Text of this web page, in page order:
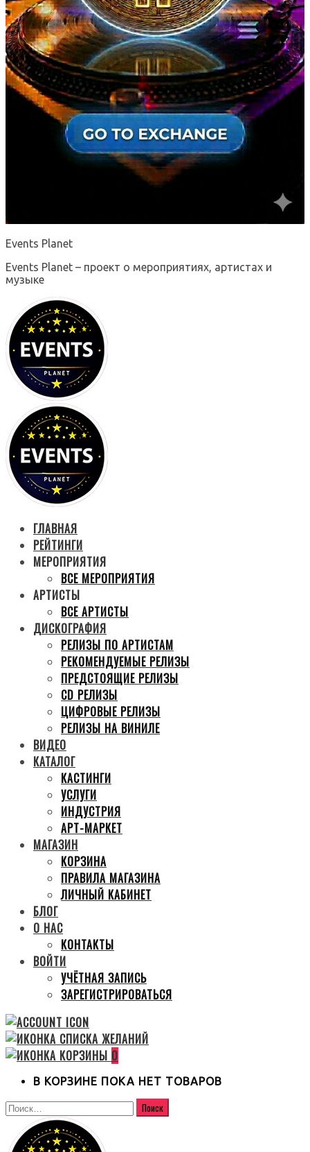
Events Planet
Events Planet – проект о мероприятиях, артистах и
музыке
ГЛАВНАЯ
РЕЙТИНГИ
МЕРОПРИЯТИЯ
ВСЕ МЕРОПРИЯТИЯ
АРТИСТЫ
ВСЕ АРТИСТЫ
ДИСКОГРАФИЯ
РЕЛИЗЫ ПО АРТИСТАМ
РЕКОМЕНДУЕМЫЕ РЕЛИЗЫ
ПРЕДСТОЯЩИЕ РЕЛИЗЫ
CD РЕЛИЗЫ
ЦИФРОВЫЕ РЕЛИЗЫ
РЕЛИЗЫ НА ВИНИЛЕ
ВИДЕО
КАТАЛОГ
КАСТИНГИ
УСЛУГИ
ИНДУСТРИЯ
АРТ-МАРКЕТ
МАГАЗИН
КОРЗИНА
ПРАВИЛА МАГАЗИНА
ЛИЧНЫЙ КАБИНЕТ
БЛОГ
О НАС
КОНТАКТЫ
ВОЙТИ
УЧЁТНАЯ ЗАПИСЬ
ЗАРЕГИСТРИРОВАТЬСЯ
0
В КОРЗИНЕ ПОКА НЕТ ТОВАРОВ